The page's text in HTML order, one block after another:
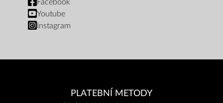
Facebook
Youtube
Instagram
PLATEBNÍ METODY